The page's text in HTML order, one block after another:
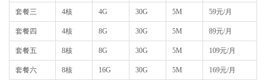
套餐三 4核 4G 30G 5M 59元/月
套餐四 4核 8G 30G 5M 89元/月
套餐五 8核 8G 30G 5M 109元/月
套餐六 8核 16G 30G 5M 169元/月